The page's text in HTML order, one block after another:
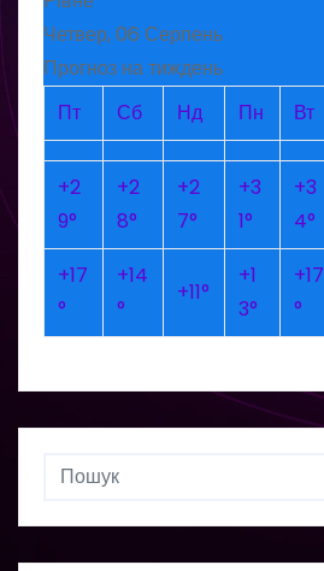
Четвер, 06 Серпень
Прогноз на тиждень
Пт
Сб Нд Пн Вт
+2
9°
+2
8°
+2
7°
+3
1°
+3
4°
+17
°
+14
°
+11°
+1
3°
+17
°